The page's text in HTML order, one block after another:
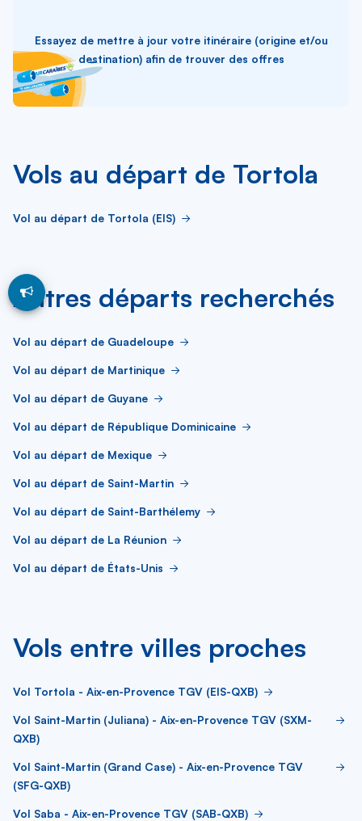
Essayez de mettre à jour votre itinéraire (origine et/ou
destination) afin de trouver des offres
Vols au départ de Tortola
Vol au départ de Tortola (EIS)
Autres départs recherchés
Vol au départ de Guadeloupe
Vol au départ de Martinique
Vol au départ de Guyane
Vol au départ de République Dominicaine
Vol au départ de Mexique
Vol au départ de Saint-Martin
Vol au départ de Saint-Barthélemy
Vol au départ de La Réunion
Vol au départ de États-Unis
Vols entre villes proches
Vol Tortola - Aix-en-Provence TGV (EIS-QXB)
Vol Saint-Martin (Juliana) - Aix-en-Provence TGV (SXM-
QXB)
Vol Saint-Martin (Grand Case) - Aix-en-Provence TGV
(SFG-QXB)
Vol Saba - Aix-en-Provence TGV (SAB-QXB)